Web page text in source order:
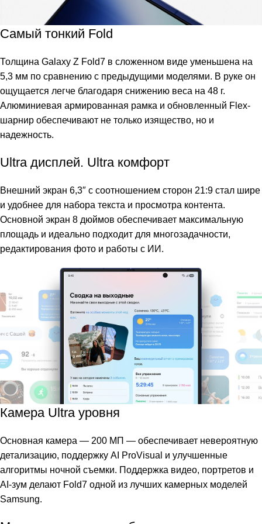
Самый тонкий Fold
Толщина Galaxy Z Fold7 в сложенном виде уменьшена на
5,3 мм по сравнению с предыдущими моделями. В руке он
ощущается легче благодаря снижению веса на 48 г.
Алюминиевая армированная рамка и обновленный Flex-
шарнир обеспечивают не только изящество, но и
надежность.
Ultra дисплей. Ultra комфорт
Внешний экран 6,3″ с соотношением сторон 21:9 стал шире
и удобнее для набора текста и просмотра контента.
Основной экран 8 дюймов обеспечивает максимальную
площадь и идеально подходит для многозадачности,
редактирования фото и работы с ИИ.
Камера Ultra уровня
Основная камера — 200 МП — обеспечивает невероятную
детализацию, поддержку AI ProVisual и улучшенные
алгоритмы ночной съемки. Поддержка видео, портретов и
AI-зум делают Fold7 одной из лучших камерных моделей
Samsung.